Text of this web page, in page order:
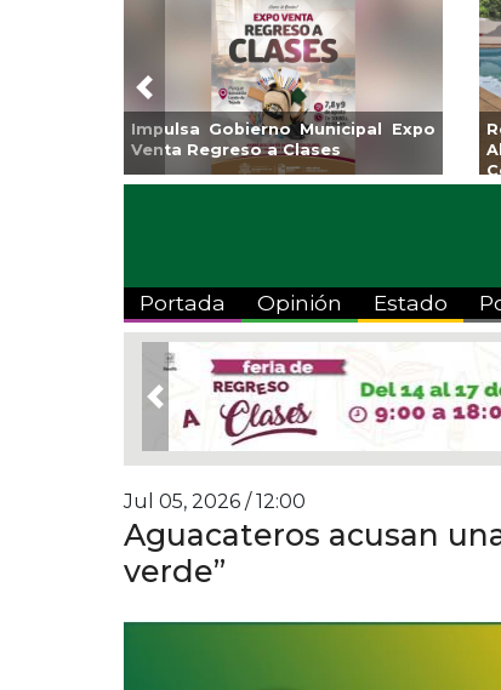
Impulsa Gobierno Municipal Expo
Venta Regreso a Clases
Previous
Portada Opinión Estado
Previous
Jul 05, 2026 / 12:00
Aguacateros acusan
verde”